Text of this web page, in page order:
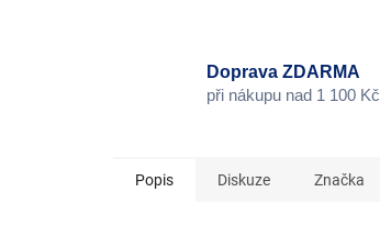
Doprava ZDARMA
při nákupu nad 1 100 Kč
Popis Diskuze Značka